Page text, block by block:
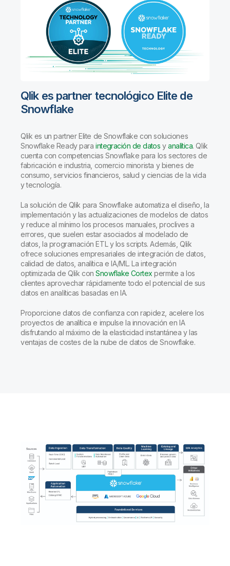
Qlik es partner tecnológico Elite de
Snowflake
Qlik es un partner Elite de Snowflake con soluciones
Snowflake Ready paraintegración de datos yanalítica. Qlik
cuenta con competencias Snowflake para los sectores de
fabricación e industria, comercio minorista y bienes de
consumo, servicios financieros, salud y ciencias de la vida
y tecnología.
La solución de Qlik para Snowflake automatiza el diseño, la
implementación y las actualizaciones de modelos de datos
y reduce al mínimo los procesos manuales, proclives a
errores, que suelen estar asociados al modelado de
datos, la programación ETL y los scripts. Además, Qlik
ofrece soluciones empresariales de integración de datos,
calidad de datos, analítica e IA/ML. La integración
optimizada de Qlik conSnowflake Cortex permite a los
clientes aprovechar rápidamente todo el potencial de sus
datos en analíticas basadas en IA.
Proporcione datos de confianza con rapidez, acelere los
proyectos de analítica e impulse la innovación en IA
disfrutando al máximo de la elasticidad instantánea y las
ventajas de costes de la nube de datos de Snowflake.